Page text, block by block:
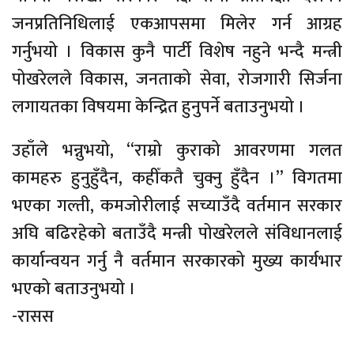
जनप्रतिनिधिलाई एकआपसमा मिलेर गर्न आग्रह
गर्नुभयो । विकास कुनै पार्टी विशेष नहुने भन्दै मन्त्री
पोखरेलले विकास, जनताको सेवा, रोजगारी सिर्जना
लगायतका विषयमा केन्द्रित हुनुपर्ने बताउनुभयो ।
उहाँले भन्नुभयो, “राम्रो कुराको आवरणमा गलत
कामहरु हुनुहुँदैन, कहीँकतै चुक्नु हुँदैन ।” विगतमा
भएका गल्ती, कमजोरीलाई सच्याउँदै वर्तमान सरकार
अघि बढिरहेको बताउँदै मन्त्री पोखरेलले संविधानलाई
कार्यान्वयन गर्नु नै वर्तमान सरकारको मुख्य कार्यभार
भएको बताउनुभयो ।
-रासस